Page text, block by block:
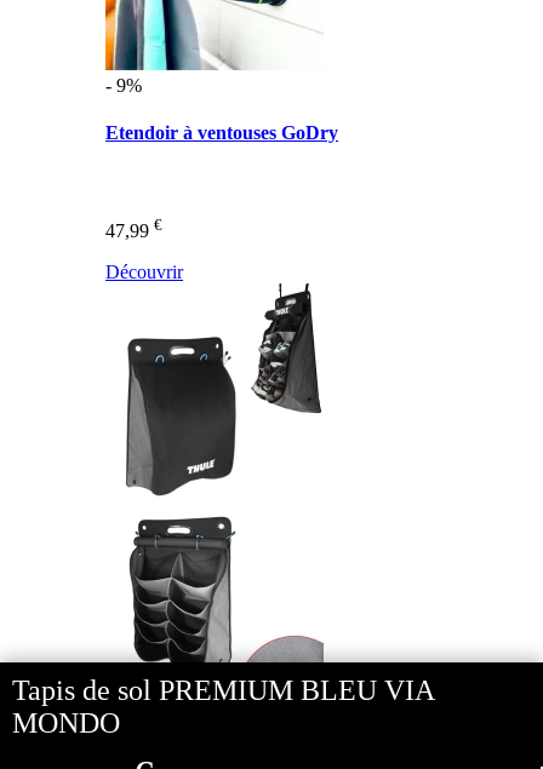
- 9%
Etendoir à ventouses GoDry
47,99 €
Découvrir
- 16%
Tapis de sol PREMIUM BLEU VIA
MONDO